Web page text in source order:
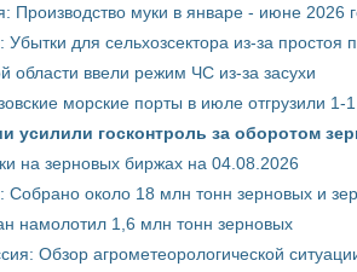
Производство муки в январе - июне 2026
Убытки для сельхозсектора из-за простоя
области ввели режим ЧС из-за засухи
морские порты в июле отгрузили
усилили госконтроль за оборотом
на зерновых биржах на 04.08.2026
Собрано около 18 млн тонн зерновых и
намолотил 1,6 млн тонн зерновых
Обзор агрометеорологической